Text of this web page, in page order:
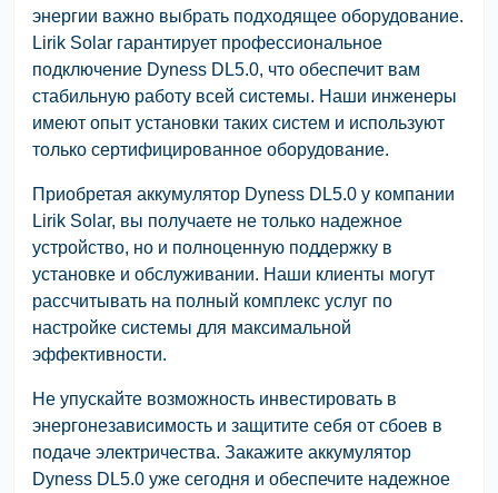
энергии важно выбрать подходящее оборудование.
Lirik Solar гарантирует профессиональное
подключение Dyness DL5.0, что обеспечит вам
стабильную работу всей системы. Наши инженеры
имеют опыт установки таких систем и используют
только сертифицированное оборудование.
Приобретая аккумулятор Dyness DL5.0 у компании
Lirik Solar, вы получаете не только надежное
устройство, но и полноценную поддержку в
установке и обслуживании. Наши клиенты могут
рассчитывать на полный комплекс услуг по
настройке системы для максимальной
эффективности.
Не упускайте возможность инвестировать в
энергонезависимость и защитите себя от сбоев в
подаче электричества. Закажите аккумулятор
Dyness DL5.0 уже сегодня и обеспечите надежное